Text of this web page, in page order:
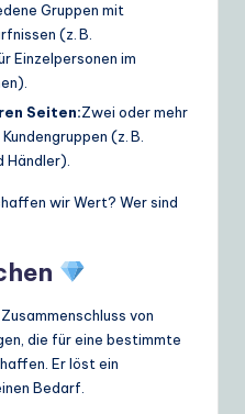
Gruppen mit
(z. B.
Einzelpersonen im
Seiten:Zwei oder mehr
(z. B.
Händler).
wir Wert? Wer sind
von
die für eine bestimmte
Er löst ein
Bedarf.